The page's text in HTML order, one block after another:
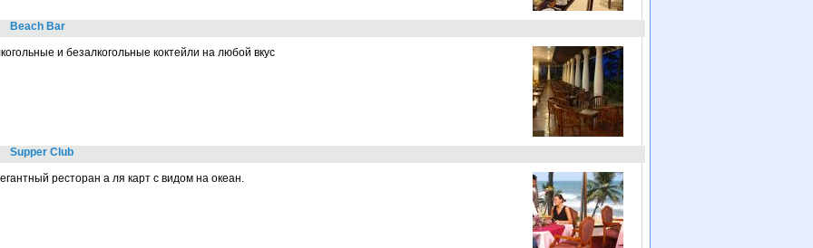
Beach Bar
и безалкогольные коктейли на любой вкус
Supper Club
ресторан а ля карт с видом на океан.